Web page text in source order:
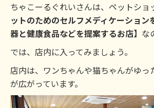
ちゃこーるぐれいさんは、ペットショ
ットのためのセルフメディケーション
器と健康食品などを提案するお店】 な
では、店内に入ってみましょう。
店内は、ワンちゃんや猫ちゃんがゆっ
が広がっています。